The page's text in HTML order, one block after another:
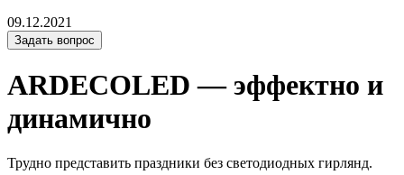
09.12.2021
Задать вопрос
ARDECOLED — эффектно и
динамично
Трудно представить праздники без светодиодных гирлянд.